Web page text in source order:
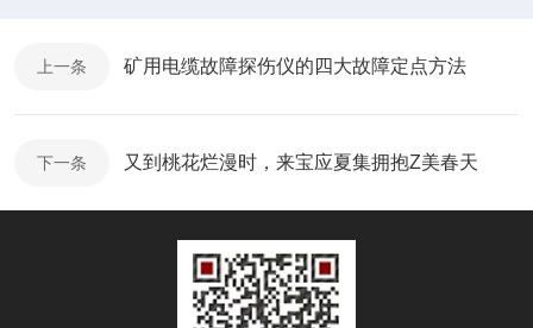
上一条 矿用电缆故障探伤仪的四大故障定点方法
下一条 又到桃花烂漫时，来宝应夏集拥抱Z美春天